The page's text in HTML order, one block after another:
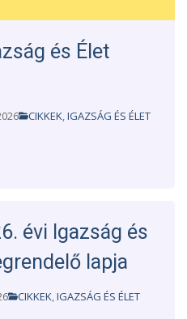
és Élet
CIKKEK ,IGAZSÁG ÉS ÉLET
évi Igazság és
lapja
CIKKEK ,IGAZSÁG ÉS ÉLET